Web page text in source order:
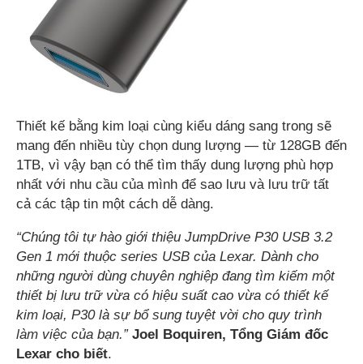
Thiết kế bằng kim loại cùng kiểu dáng sang trong sẽ
mang đến nhiều tùy chọn dung lượng — từ 128GB đến
1TB, vì vậy bạn có thể tìm thấy dung lượng phù hợp
nhất với nhu cầu của mình để sao lưu và lưu trữ tất
cả các tập tin một cách dễ dàng.
“Chúng tôi tự hào giới thiệu JumpDrive P30 USB 3.2
Gen 1 mới thuộc series USB của Lexar. Dành cho
những người dùng chuyên nghiệp đang tìm kiếm một
thiết bị lưu trữ vừa có hiệu suất cao vừa có thiết kế
kim loại, P30 là sự bổ sung tuyệt vời cho quy trình
làm việc của bạn.”Joel Boquiren, Tổng Giám đốc
Lexar cho biết.